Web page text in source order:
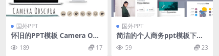
国外PPT
怀旧的PPT模板 Camera Obs
cura Powerpoint Template
s
189 17
国外PPT
简洁的个人商务ppt模板下载
[PPTX]
59 23